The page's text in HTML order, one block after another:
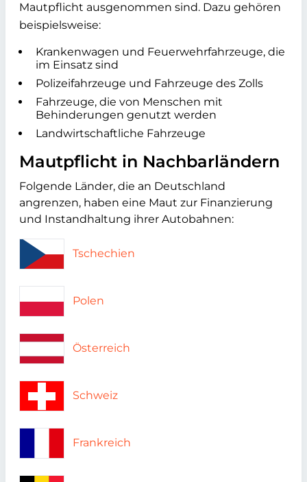
Mautpflicht ausgenommen sind. Dazu gehören
beispielsweise:
Krankenwagen und Feuerwehrfahrzeuge, die
im Einsatz sind
Polizeifahrzeuge und Fahrzeuge des Zolls
Fahrzeuge, die von Menschen mit
Behinderungen genutzt werden
Landwirtschaftliche Fahrzeuge
Mautpflicht in Nachbarländern
Folgende Länder, die an Deutschland
angrenzen, haben eine Maut zur Finanzierung
und Instandhaltung ihrer Autobahnen:
Tschechien
Polen
Österreich
Schweiz
Frankreich